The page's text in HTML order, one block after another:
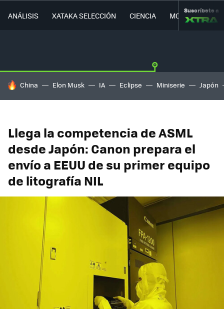
ANÁLISIS XATAKA SELECCIÓN CIENCIA MOVILIDAD
Suscríbete a
HOY SE HABLA DE
China Elon Musk IA Eclipse Miniserie Japón
Llega la competencia de ASML
desde Japón: Canon prepara el
envío a EEUU de su primer equipo
de litografía NIL